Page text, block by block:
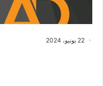
22 يونيو، 2024